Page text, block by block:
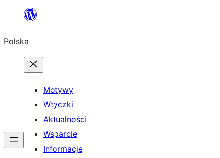
Przejdź
treści
Polska
Motywy
Wtyczki
Aktualności
Wsparcie
Informacje